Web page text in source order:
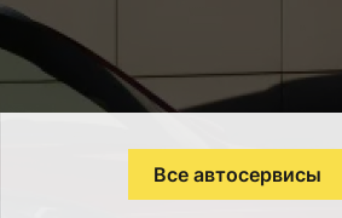
Все автосервисы